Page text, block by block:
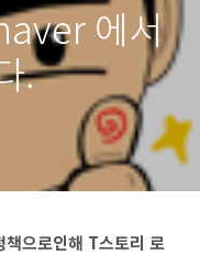
에서
.
으로인해 T스토리 로